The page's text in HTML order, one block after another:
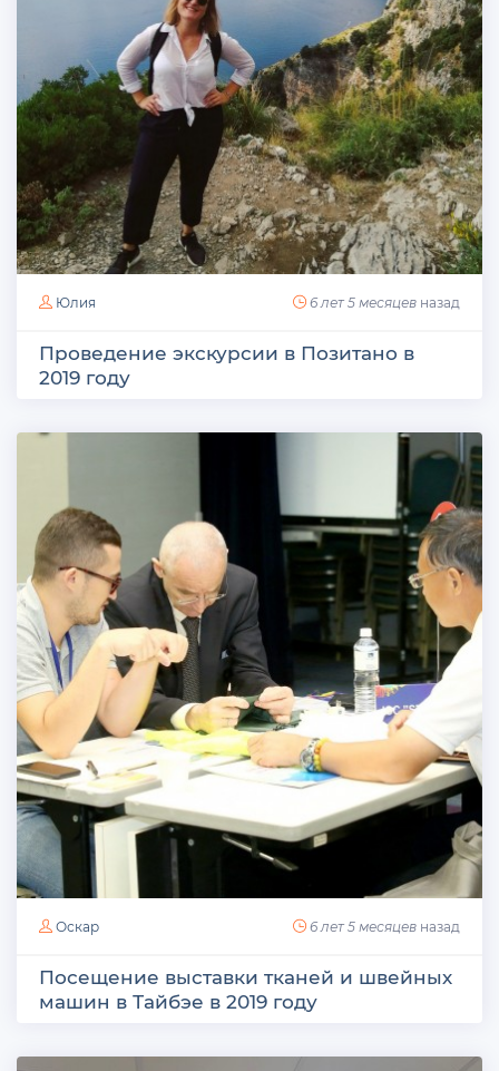
6 лет 5 месяцев назад
Юлия
Проведение экскурсии в Позитано в
2019 году
6 лет 5 месяцев назад
Оскар
Посещение выставки тканей и швейных
машин в Тайбэе в 2019 году